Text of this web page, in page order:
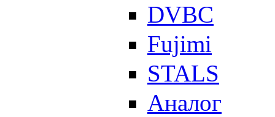
DVBC
Fujimi
STALS
Аналог